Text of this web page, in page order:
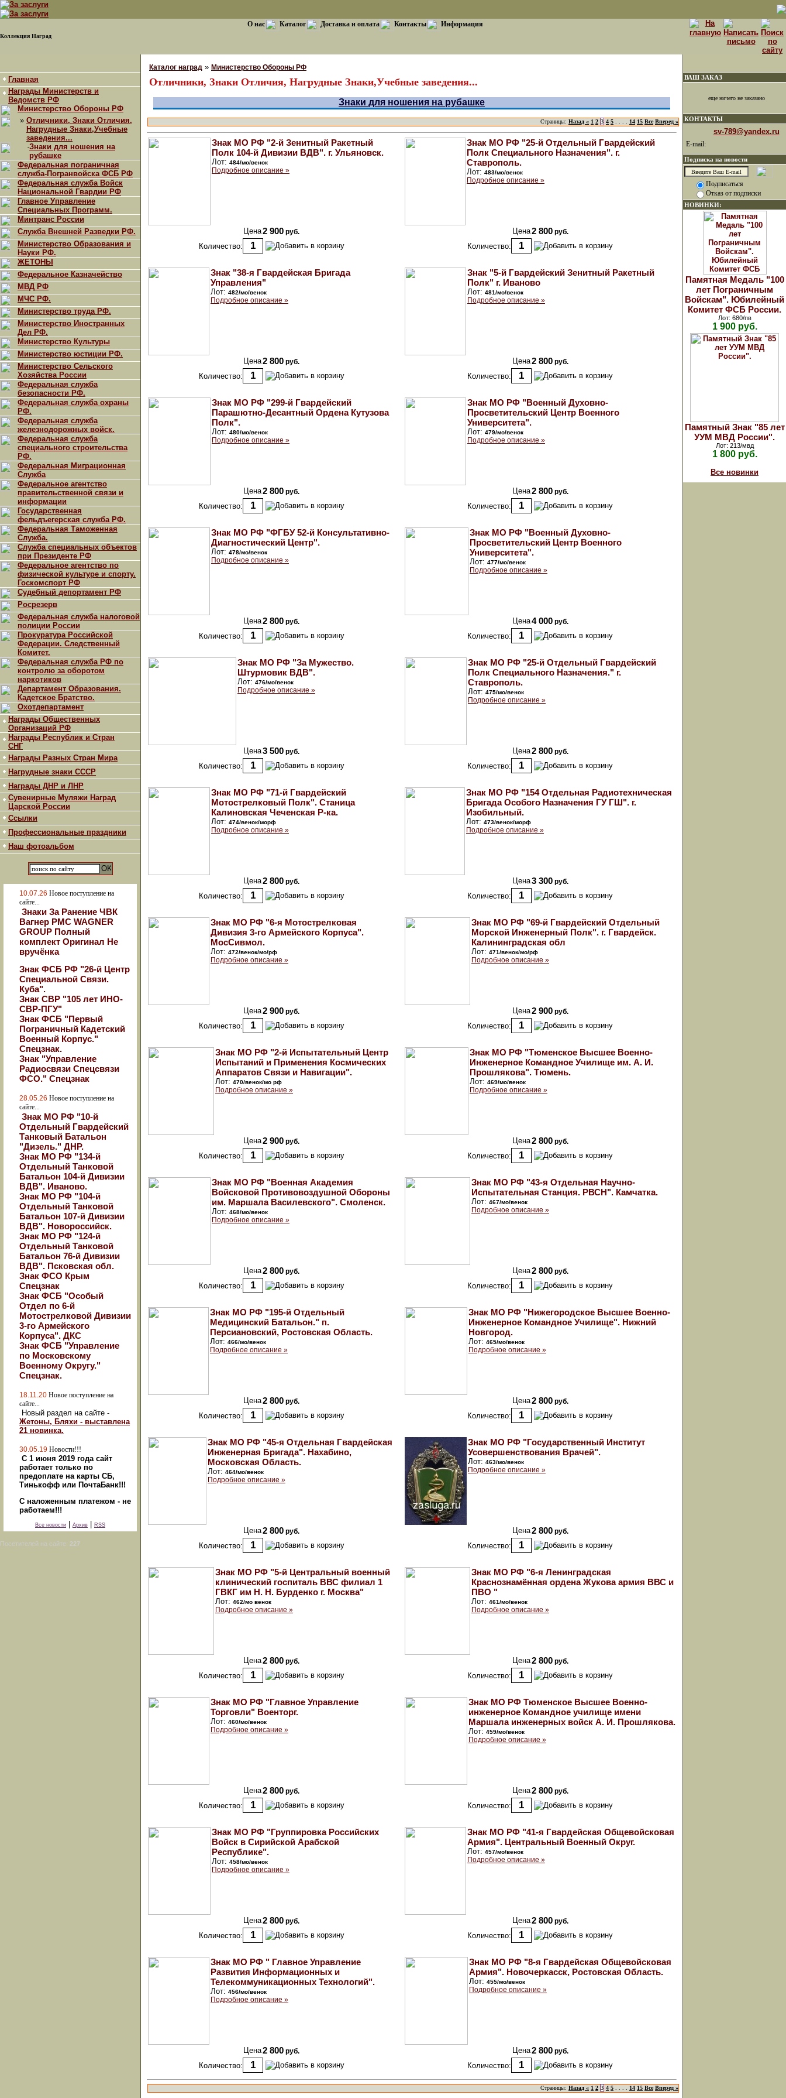
Коллекция Наград
О нас Каталог Доставка и оплата Контакты Информация
Главная
Награды Министерств и
Ведомств РФ
Министерство Обороны РФ
» Отличники, Знаки Отличия,
Нагрудные Знаки,Учебные
заведения...
·Знаки для ношения на
рубашке
Федеральная пограничная
служба-Погранвойска ФСБ РФ
Федеральная служба Войск
Национальной Гвардии РФ
Главное Управление
Специальных Программ.
Минтранс России
Служба Внешней Разведки РФ.
Министерство Образования и
Науки РФ.
ЖЕТОНЫ
Федеральное Казначейство
МВД РФ
МЧС РФ.
Министерство труда РФ.
Министерство Иностранных
Дел РФ.
Министерство Культуры
Министерство юстиции РФ.
Министерство Сельского
Хозяйства России
Федеральная служба
безопасности РФ.
Федеральная служба охраны
РФ.
Федеральная служба
железнодорожных войск.
Федеральная служба
специального строительства
РФ.
Федеральная Миграционная
Служба
Федеральное агентство
правительственной связи и
информации
Государственная
фельдъегерская служба РФ.
Федеральная Таможенная
Служба.
Служба специальных объектов
при Президенте РФ
Федеральное агентство по
физической культуре и спорту.
Госкомспорт РФ
Судебный депортамент РФ
Росрезерв
Федеральная служба налоговой
полиции России
Прокуратура Российской
Федерации. Следственный
Комитет.
Федеральная служба РФ по
контролю за оборотом
наркотиков
Департамент Образования.
Кадетское Братство.
Охотдепартамент
Награды Общественных
Организаций РФ
Награды Республик и Стран
СНГ
Награды Разных Стран Мира
Нагрудные знаки СССР
Награды ДНР и ЛНР
Сувенирные Муляжи Наград
Царской России
Ссылки
Профессиональные праздники
Наш фотоальбом
10.07.26 Новое поступление на
сайте...
Знаки За Ранение ЧВК
Вагнер РМС WAGNER
GROUP Полный
комплект Оригинал Не
вручёнка
Знак ФСБ РФ "26-й Центр
Специальной Связи.
Куба".
Знак СВР "105 лет ИНО-
СВР-ПГУ"
Знак ФСБ "Первый
Пограничный Кадетский
Военный Корпус."
Спецзнак.
Знак "Управление
Радиосвязи Спецсвязи
ФСО." Спецзнак
28.05.26 Новое поступление на
сайте...
Знак МО РФ "10-й
Отдельный Гвардейский
Танковый Батальон
"Дизель." ДНР.
Знак МО РФ "134-й
Отдельный Танковой
Батальон 104-й Дивизии
ВДВ". Иваново.
Знак МО РФ "104-й
Отдельный Танковой
Батальон 107-й Дивизии
ВДВ". Новороссийск.
Знак МО РФ "124-й
Отдельный Танковой
Батальон 76-й Дивизии
ВДВ". Псковская обл.
Знак ФСО Крым
Спецзнак
Знак ФСБ "Особый
Отдел по 6-й
Мотострелковой Дивизии
3-го Армейского
Корпуса". ДКС
Знак ФСБ "Управление
по Московскому
Военному Округу."
Спецзнак.
18.11.20 Новое поступление на
сайте...
Новый раздел на сайте -
Жетоны, Бляхи - выставлена
21 новинка.
30.05.19 Новости!!!
С 1 июня 2019 года сайт
работает только по
предоплате на карты СБ,
Тинькофф или ПочтаБанк!!!
С наложенным платежом - не
работаем!!!
Все новости Архив RSS
Посетителей на сайте: 227
Каталог наград » Министерство Обороны РФ
Отличники, Знаки Отличия, Нагрудные Знаки,Учебные заведения...
Знаки для ношения на рубашке
Страницы: Назад « 1 2 3 4 5 14 15 Все Вперед »
Знак МО РФ "2-й Зенитный Ракетный
Полк 104-й Дивизии ВДВ". г. Ульяновск.
Лот: 484/мо/венок
Подробное описание »
Цена2 900 руб.
Количество:
Знак МО РФ "25-й Отдельный Гвардейский
Полк Специального Назначения". г.
Ставрополь.
Лот: 483/мо/венок
Подробное описание »
Цена2 800 руб.
Количество:
Знак "38-я Гвардейская Бригада
Управления"
Лот: 482/мо/венок
Подробное описание »
Цена2 800 руб.
Количество:
Знак "5-й Гвардейский Зенитный Ракетный
Полк" г. Иваново
Лот: 481/мо/венок
Подробное описание »
Цена2 800 руб.
Количество:
Знак МО РФ "299-й Гвардейский
Парашютно-Десантный Ордена Кутузова
Полк".
Лот: 480/мо/венок
Подробное описание »
Цена2 800 руб.
Количество:
Знак МО РФ "Военный Духовно-
Просветительский Центр Военного
Университета".
Лот: 479/мо/венок
Подробное описание »
Цена2 800 руб.
Количество:
Знак МО РФ "ФГБУ 52-й Консультативно-
Диагностический Центр".
Лот: 478/мо/венок
Подробное описание »
Цена2 800 руб.
Количество:
Знак МО РФ "Военный Духовно-
Просветительский Центр Военного
Университета".
Лот: 477/мо/венок
Подробное описание »
Цена4 000 руб.
Количество:
Знак МО РФ "За Мужество.
Штурмовик ВДВ".
Лот: 476/мо/венок
Подробное описание »
Цена3 500 руб.
Количество:
Знак МО РФ "25-й Отдельный Гвардейский
Полк Специального Назначения." г.
Ставрополь.
Лот: 475/мо/венок
Подробное описание »
Цена2 800 руб.
Количество:
Знак МО РФ "71-й Гвардейский
Мотострелковый Полк". Станица
Калиновская Чеченская Р-ка.
Лот: 474/венок/морф
Подробное описание »
Цена2 800 руб.
Количество:
Знак МО РФ "154 Отдельная Радиотехническая
Бригада Особого Назначения ГУ ГШ". г.
Изобильный.
Лот: 473/венок/морф
Подробное описание »
Цена3 300 руб.
Количество:
Знак МО РФ "6-я Мотострелковая
Дивизия 3-го Армейского Корпуса".
МосСивмол.
Лот: 472/венок/мо/рф
Подробное описание »
Цена2 900 руб.
Количество:
Знак МО РФ "69-й Гвардейский Отдельный
Морской Инженерный Полк". г. Гвардейск.
Калининградская обл
Лот: 471/венок/мо/рф
Подробное описание »
Цена2 900 руб.
Количество:
Знак МО РФ "2-й Испытательный Центр
Испытаний и Применения Космических
Аппаратов Связи и Навигации".
Лот: 470/венок/мо рф
Подробное описание »
Цена2 900 руб.
Количество:
Знак МО РФ "Тюменское Высшее Военно-
Инженерное Командное Училище им. А. И.
Прошлякова". Тюмень.
Лот: 469/мо/венок
Подробное описание »
Цена2 800 руб.
Количество:
Знак МО РФ "Военная Академия
Войсковой Противовоздушной Обороны
им. Маршала Василевского". Смоленск.
Лот: 468/мо/венок
Подробное описание »
Цена2 800 руб.
Количество:
Знак МО РФ "43-я Отдельная Научно-
Испытательная Станция. РВСН". Камчатка.
Лот: 467/мо/венок
Подробное описание »
Цена2 800 руб.
Количество:
Знак МО РФ "195-й Отдельный
Медицинский Батальон." п.
Персиановский, Ростовская Область.
Лот: 466/мо/венок
Подробное описание »
Цена2 800 руб.
Количество:
Знак МО РФ "Нижегородское Высшее Военно-
Инженерное Командное Училище". Нижний
Новгород.
Лот: 465/мо/венок
Подробное описание »
Цена2 800 руб.
Количество:
Знак МО РФ "45-я Отдельная Гвардейская
Инженерная Бригада". Нахабино,
Московская Область.
Лот: 464/мо/венок
Подробное описание »
Цена2 800 руб.
Количество:
Знак МО РФ "Государственный Институт
Усовершенствования Врачей".
Лот: 463/мо/венок
Подробное описание »
Цена2 800 руб.
Количество:
Знак МО РФ "5-й Центральный военный
клинический госпиталь ВВС филиал 1
ГВКГ им Н. Н. Бурденко г. Москва"
Лот: 462/мо венок
Подробное описание »
Цена2 800 руб.
Количество:
Знак МО РФ "6-я Ленинградская
Краснознамённая ордена Жукова армия ВВС и
ПВО "
Лот: 461/мо/венок
Подробное описание »
Цена2 800 руб.
Количество:
Знак МО РФ "Главное Управление
Торговли" Военторг.
Лот: 460/мо/венок
Подробное описание »
Цена2 800 руб.
Количество:
Знак МО РФ Тюменское Высшее Военно-
инженерное Командное училище имени
Маршала инженерных войск А. И. Прошлякова.
Лот: 459/мо/венок
Подробное описание »
Цена2 800 руб.
Количество:
Знак МО РФ "Группировка Российских
Войск в Сирийской Арабской
Республике".
Лот: 458/мо/венок
Подробное описание »
Цена2 800 руб.
Количество:
Знак МО РФ "41-я Гвардейская Общевойсковая
Армия". Центральный Военный Округ.
Лот: 457/мо/венок
Подробное описание »
Цена2 800 руб.
Количество:
Знак МО РФ " Главное Управление
Развития Информационных и
Телекоммуникационных Технологий".
Лот: 456/мо/венок
Подробное описание »
Цена2 800 руб.
Количество:
Знак МО РФ "8-я Гвардейская Общевойсковая
Армия". Новочеркасск, Ростовская Область.
Лот: 455/мо/венок
Подробное описание »
Цена2 800 руб.
Количество:
Страницы: Назад « 1 2 3 4 5 14 15 Все Вперед »
ВАШ ЗАКАЗ
еще ничего не заказано
КОНТАКТЫ
sv-789@yandex.ru
E-mail:
Подписка на новости
Подписаться
Отказ от подписки
НОВИНКИ:
Памятная Медаль "100
лет Пограничным
Войскам". Юбилейный
Комитет ФСБ России.
Лот: 680/пв
1 900 руб.
Памятный Знак "85 лет
УУМ МВД России".
Лот: 213/мвд
1 800 руб.
Все новинки